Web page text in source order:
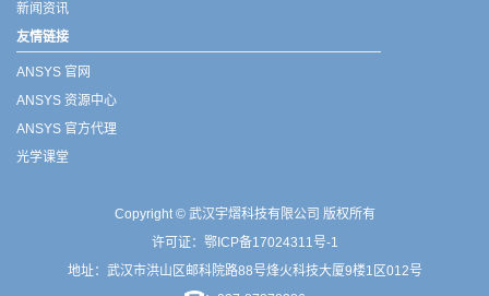
新闻资讯
友情链接
ANSYS 官网
ANSYS 资源中心
ANSYS 官方代理
光学课堂
Copyright © 武汉宇熠科技有限公司 版权所有
许可证： 鄂ICP备17024311号-1
地址：武汉市洪山区邮科院路88号烽火科技大厦9楼1区012号